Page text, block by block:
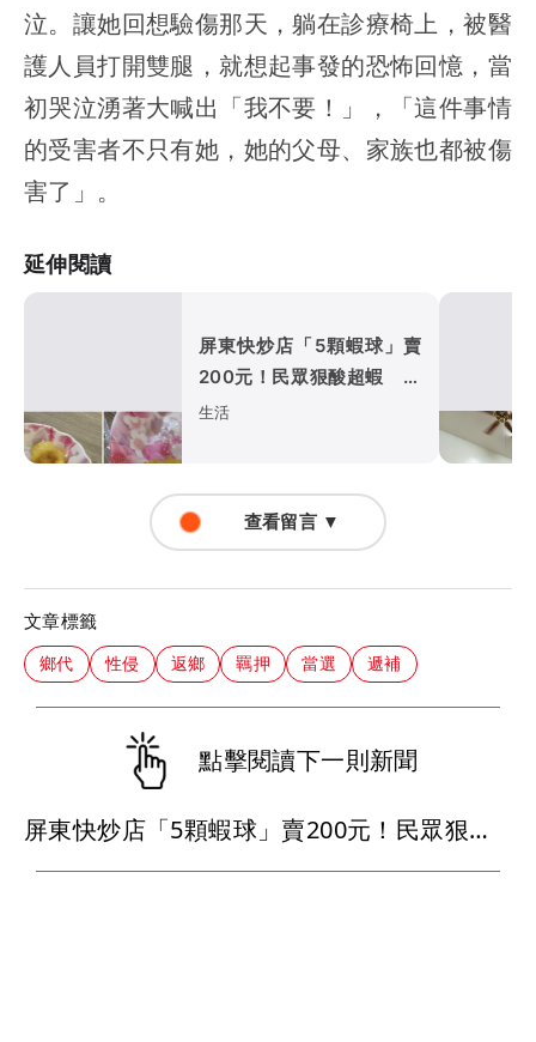
泣。讓她回想驗傷那天，躺在診療椅上，被醫
護人員打開雙腿，就想起事發的恐怖回憶，當
初哭泣湧著大喊出「我不要！」，「這件事情
的受害者不只有她，她的父母、家族也都被傷
害了」。
延伸閱讀
屏東快炒店「5顆蝦球」賣
200元！民眾狠酸超蝦 業
者喊冤
生活
查看留言 ▼
文章標籤
鄉代 性侵 返鄉 羈押 當選 遞補
點擊閱讀下一則新聞
屏東快炒店「5顆蝦球」賣200元！民眾狠酸超蝦 業者喊冤